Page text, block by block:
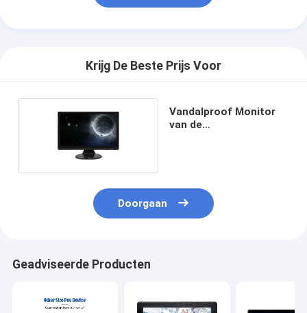
Krijg De Beste Prijs Voor
Vandalproof Monitor
van de
Doorgaan
Geadviseerde Producten